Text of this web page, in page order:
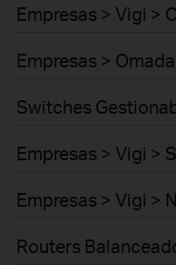
Empresas > Vigi >
Empresas >
Switches
Empresas > Vigi >
Empresas > Vigi >
Routers